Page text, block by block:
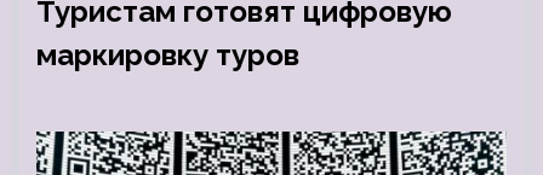
Туристам готовят цифровую
маркировку туров